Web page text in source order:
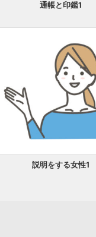
通帳と印鑑1
説明をする女性1